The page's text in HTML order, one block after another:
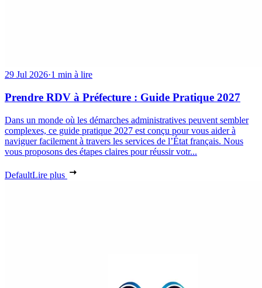
29 Jul 2026·1 min à lire
Prendre RDV à Préfecture : Guide Pratique 2027
Dans un monde où les démarches administratives peuvent sembler
complexes, ce guide pratique 2027 est conçu pour vous aider à
naviguer facilement à travers les services de l’État français. Nous
vous proposons des étapes claires pour réussir votr...
DefaultLire plus